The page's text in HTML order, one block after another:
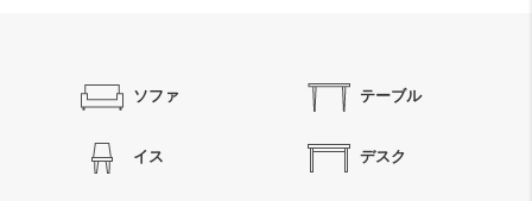
ソファ テーブル
イス デスク